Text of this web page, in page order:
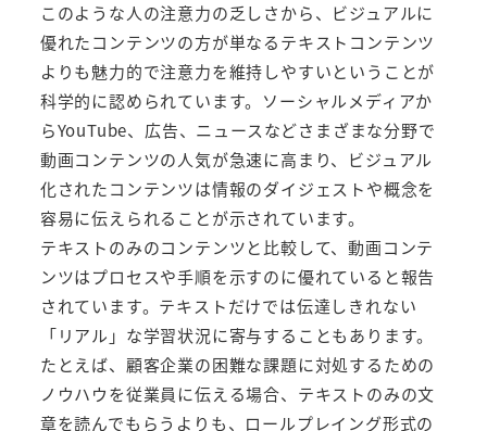
このような人の注意力の乏しさから、ビジュアルに
優れたコンテンツの方が単なるテキストコンテンツ
よりも魅力的で注意力を維持しやすいということが
科学的に認められています。ソーシャルメディアか
らYouTube、広告、ニュースなどさまざまな分野で
動画コンテンツの人気が急速に高まり、ビジュアル
化されたコンテンツは情報のダイジェストや概念を
容易に伝えられることが示されています。
テキストのみのコンテンツと比較して、動画コンテ
ンツはプロセスや手順を示すのに優れていると報告
されています。テキストだけでは伝達しきれない
「リアル」な学習状況に寄与することもあります。
たとえば、顧客企業の困難な課題に対処するための
ノウハウを従業員に伝える場合、テキストのみの文
章を読んでもらうよりも、ロールプレイング形式の